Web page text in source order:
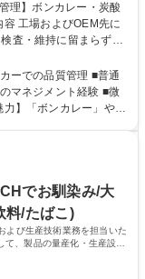
査・維持に留まらず、
くポジションです。
品質管理 ■製品品質の
品（ボンカレー、MAT
生時の原因分析・再
品質を守る中核ポジシ
ーでの品質管理 ■普通
マネジメント経験 ■微
造”に関われる点が魅
いるリーダーとして成
める方にとって大きな
でお馴染み/大
料/たばこ)
よび生産技術業務を担当いた
て、製品の量産化・生産設